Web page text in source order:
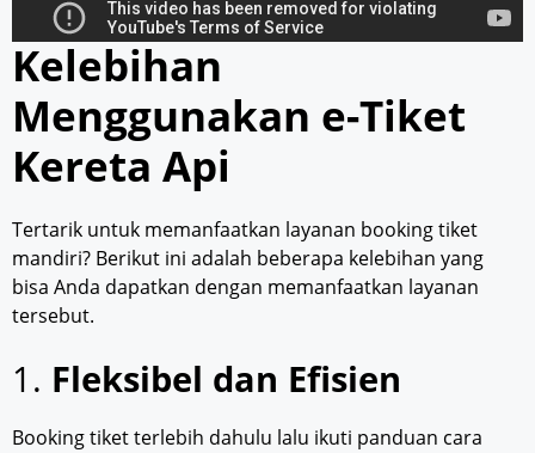
Kelebihan
Menggunakan e-Tiket
Kereta Api
Tertarik untuk memanfaatkan layanan booking tiket
mandiri? Berikut ini adalah beberapa kelebihan yang
bisa Anda dapatkan dengan memanfaatkan layanan
tersebut.
1. Fleksibel dan Efisien
Booking tiket terlebih dahulu lalu ikuti panduan cara